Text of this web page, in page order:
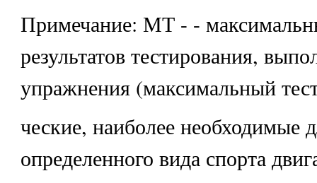
Примечание: МТ - -
результатов тестирования,
упражнения (максимальный
ческие, наиболее необходимые
определенного вида спорта